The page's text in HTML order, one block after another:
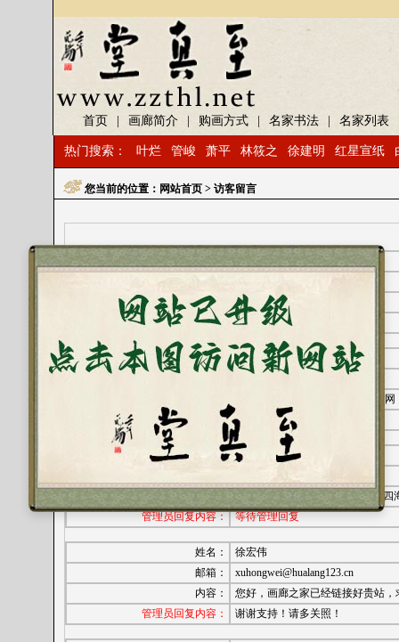
首页 画廊简介 购画方式 名家书法 名家列表
热门搜索： 叶烂 管峻 萧平 林筱之 徐建明 红星宣纸
您当前的位置： 网站首页 > 访客留言
姓名：
王先生
内容：
言恭达的作品什么价
管理员回复内容：
等待管理回复
姓名：
黄成峰
2806534037@qq.com
国画山水画家。黄成峰书画家园网
管理员回复内容： 等待管理回复
姓名： Ming
smxflc@gmail.com
内容：
祝愿亲人的“至真堂”生意兴隆通
管理员回复内容：
等待管理回复
姓名：
徐宏伟
邮箱：
xuhongwei@hualang123.cn
内容：
您好，画廊之家已经链接好贵站
管理员回复内容：
谢谢支持！请多关照！